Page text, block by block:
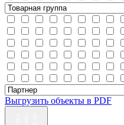
Выгрузить объекты в PDF